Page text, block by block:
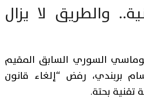
والطريق لا يزال
السوري السابق المقيم
بربندي، رفض “إلغاء قانون
بحتة.